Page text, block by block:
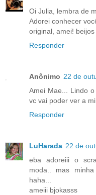
Oi Julia, lembra de
Adorei conhecer
original, amei! beijos
Responder
Anônimo 22 de
Amei Mae... Lindo
vc vai poder ver a
Responder
LuHarada 22 de
eba adoreiii o
moda.. mas
haha...
ameiii bjokasss